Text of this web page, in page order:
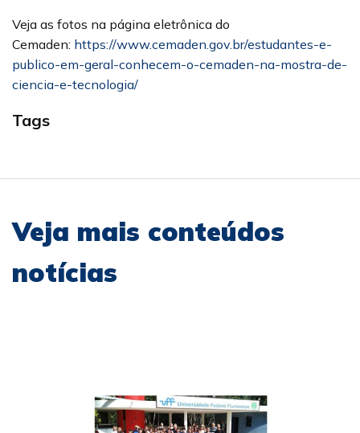
Veja as fotos na página eletrônica do
Cemaden: https://www.cemaden.gov.br/estudantes-e-
publico-em-geral-conhecem-o-cemaden-na-mostra-de-
ciencia-e-tecnologia/
Tags
Veja mais conteúdos
notícias